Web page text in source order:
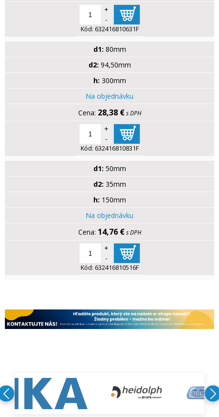
+
-
Kód: 632416810631F
d1: 80mm
d2: 94,50mm
h: 300mm
Na objednávku
28,38 € s DPH
+
-
Kód: 632416810831F
d1: 50mm
d2: 35mm
h: 150mm
Na objednávku
14,76 € s DPH
+
-
Kód: 632416810516F